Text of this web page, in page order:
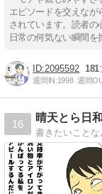
エピソードを交えな
されています。読者の
日常の何気ない瞬間を
2095592 181
週間IN:1998 週間
16
晴天とら日和